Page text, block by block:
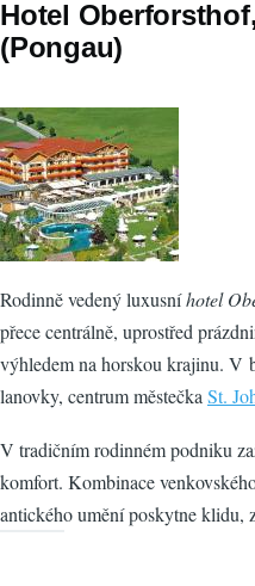
Hotel
(Pongau)
Rodinně vedený luxusníhotel
přece centrálně, uprostřed
výhledem na horskou krajinu. V
lanovky, centrum městečkaSt.
V tradičním rodinném podniku
komfort. Kombinace
antického umění poskytne klidu,